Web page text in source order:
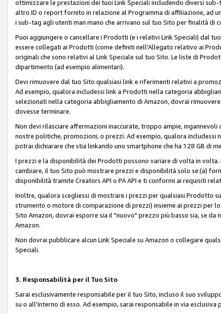
ottimizzare le prestazioni dei tuoi Link Speciali includendo diversi sub-
altro ID o report fornito in relazione al Programma di affiliazione, ad
i sub-tag agli utenti man mano che arrivano sul tuo Sito per finalità
Puoi aggiungere o cancellare i Prodotti (e i relativi Link Speciali) dal
essere collegati ai Prodotti (come definiti nell'Allegato relativo ai
originali che sono relativi al Link Speciale sul tuo Sito. Le liste di
dipartimento (ad esempio alimentari).
Devi rimuovere dal tuo Sito qualsiasi link e riferimenti relativi a
Ad esempio, qualora includessi link a Prodotti nella categoria
selezionati nella categoria abbigliamento di Amazon, dovrai
dovesse terminare.
Non devi rilasciare affermazioni inaccurate, troppo ampie,
nostre politiche, promozioni, o prezzi. Ad esempio, qualora includessi
potrai dichiarare che stia linkando uno smartphone che ha 128 GB di
I prezzi e la disponibilità dei Prodotti possono variare di volta in
cambiare, il tuo Sito può mostrare prezzi e disponibilità solo se:(a)
disponibilità tramite Creators API o PA API e ti conformi ai requisiti
Inoltre, qualora scegliessi di mostrare i prezzi per qualsiasi Prodotto
strumento o motore di comparazione di prezzi) insieme ai prezzi
Sito Amazon, dovrai esporre sia il "nuovo" prezzo più basso sia, se
Amazon.
Non dovrai pubblicare alcun Link Speciale su Amazon o collegare
Speciali.
3. Responsabilità per il Tuo Sito
Sarai esclusivamente responsabile per il tuo Sito, incluso il suo
su o all'interno di esso. Ad esempio, sarai responsabile in via esclusiva